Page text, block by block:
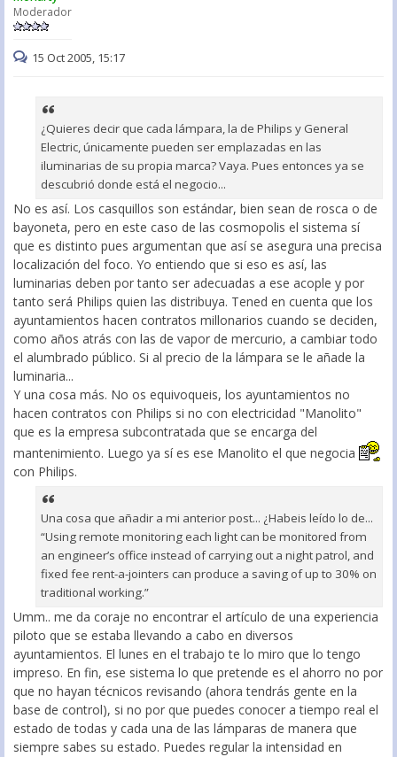
Moderador
15 Oct 2005, 15:17
¿Quieres decir que cada lámpara, la de Philips y General
Electric, únicamente pueden ser emplazadas en las
iluminarias de su propia marca? Vaya. Pues entonces ya se
descubrió donde está el negocio...
No es así. Los casquillos son estándar, bien sean de rosca o de
bayoneta, pero en este caso de las cosmopolis el sistema sí
que es distinto pues argumentan que así se asegura una precisa
localización del foco. Yo entiendo que si eso es así, las
luminarias deben por tanto ser adecuadas a ese acople y por
tanto será Philips quien las distribuya. Tened en cuenta que los
ayuntamientos hacen contratos millonarios cuando se deciden,
como años atrás con las de vapor de mercurio, a cambiar todo
el alumbrado público. Si al precio de la lámpara se le añade la
luminaria...
Y una cosa más. No os equivoqueis, los ayuntamientos no
hacen contratos con Philips si no con electricidad "Manolito"
que es la empresa subcontratada que se encarga del
mantenimiento. Luego ya sí es ese Manolito el que negocia
con Philips.
Una cosa que añadir a mi anterior post... ¿Habeis leído lo de...
“Using remote monitoring each light can be monitored from
an engineer’s office instead of carrying out a night patrol, and
fixed fee rent-a-jointers can produce a saving of up to 30% on
traditional working.”
Umm.. me da coraje no encontrar el artículo de una experiencia
piloto que se estaba llevando a cabo en diversos
ayuntamientos. El lunes en el trabajo te lo miro que lo tengo
impreso. En fin, ese sistema lo que pretende es el ahorro no por
que no hayan técnicos revisando (ahora tendrás gente en la
base de control), si no por que puedes conocer a tiempo real el
estado de todas y cada una de las lámparas de manera que
siempre sabes su estado. Puedes regular la intensidad en